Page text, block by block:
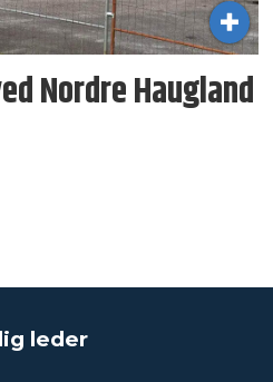
Nordre Haugland
leder